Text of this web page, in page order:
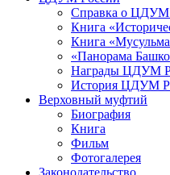
Справка о ЦДУМ
Книга
Книга
«Панорама
Награды ЦДУМ
История ЦДУМ
Верховный муфтий
Биография
Книга
Фильм
Фотогалерея
Законодательство